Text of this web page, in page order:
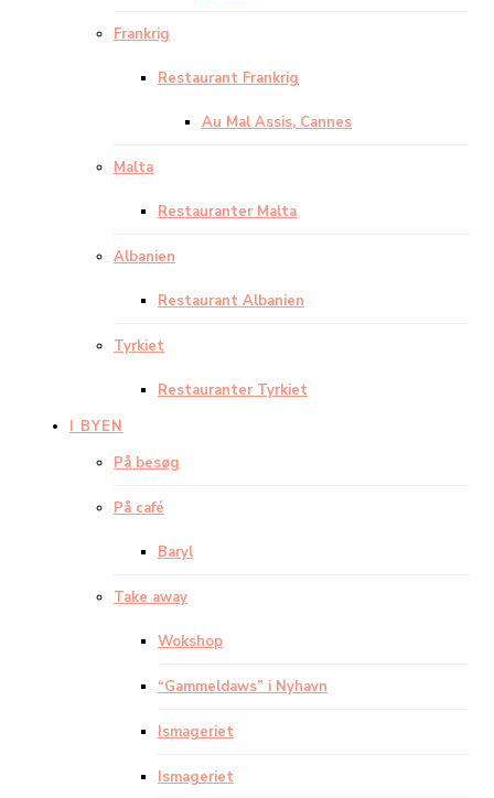
Frankrig
Restaurant Frankrig
Au Mal Assis, Cannes
Malta
Restauranter Malta
Albanien
Restaurant Albanien
Tyrkiet
Restauranter Tyrkiet
I BYEN
På besøg
På café
Baryl
Take away
Wokshop
“Gammeldaws” i Nyhavn
Ismageriet
Ismageriet